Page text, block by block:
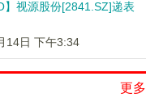
】视源股份[2841.SZ]递表
14日 下午3:34
更多